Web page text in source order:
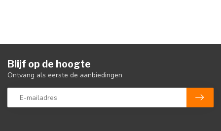
Blijf op de hoogte
Ontvang als eerste de aanbiedingen